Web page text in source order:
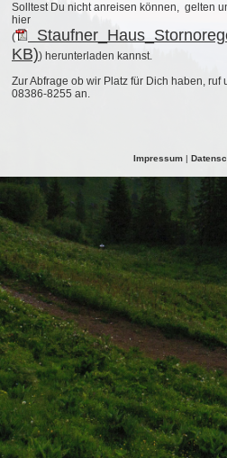
Solltest Du nicht anreisen können, gelten
hier
(
KB)) herunterladen kannst.
Zur Abfrage ob wir Platz für Dich haben, ruf
08386-8255 an.
Impressum |